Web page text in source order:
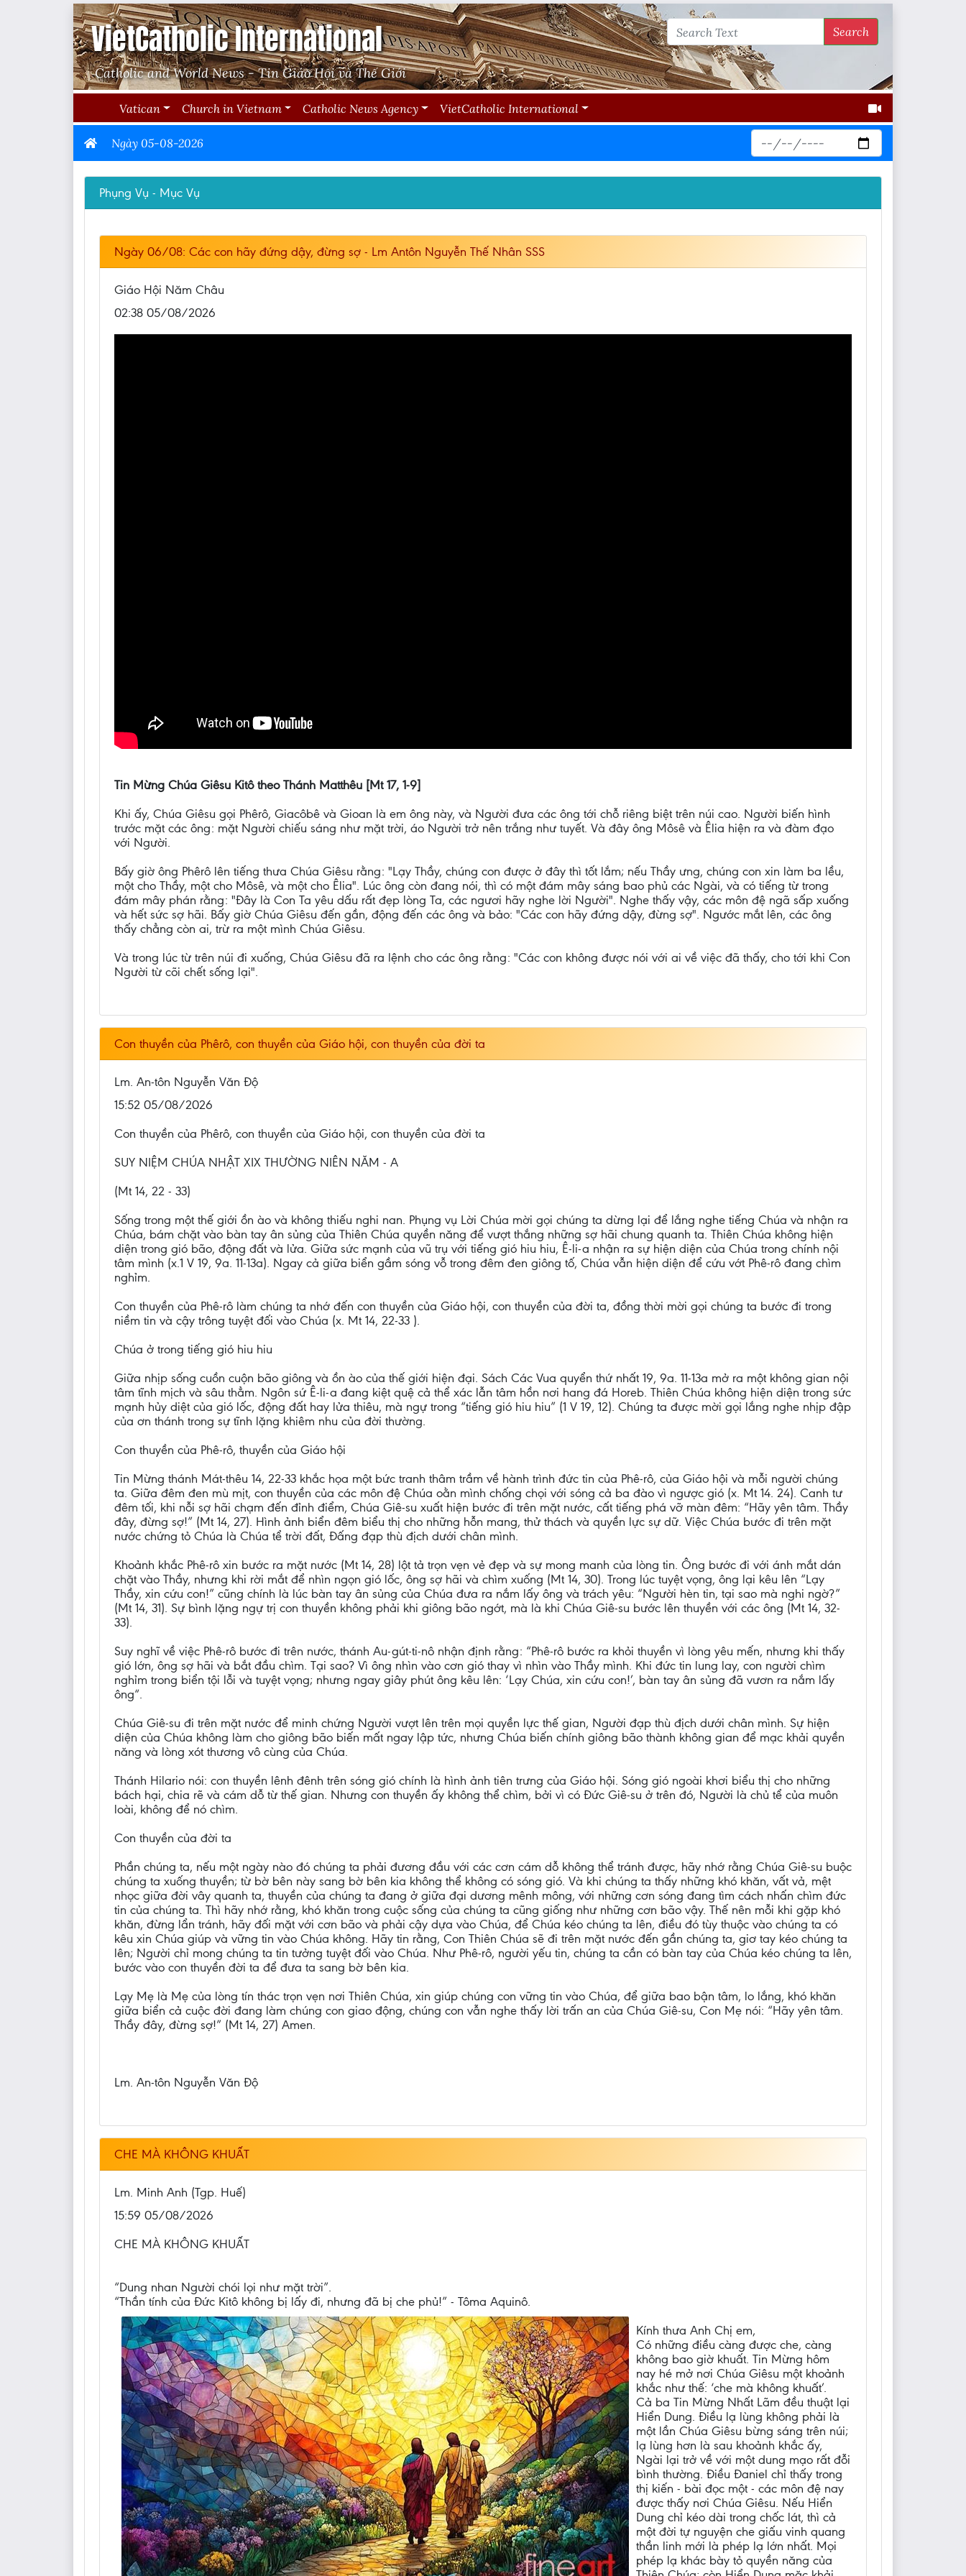
VietCatholic International
Catholic and World News - Tin Giáo Hội và Thế Giới
Search
Vatican Church in Vietnam Catholic News Agency VietCatholic International
Ngày 05-08-2026
Phụng Vụ - Mục Vụ
Ngày 06/08: Các con hãy đứng dậy, đừng sợ - Lm Antôn Nguyễn Thế Nhân SSS
Giáo Hội Năm Châu
02:38 05/08/2026
Tin Mừng Chúa Giêsu Kitô theo Thánh Matthêu [Mt 17, 1-9]
Khi ấy, Chúa Giêsu gọi Phêrô, Giacôbê và Gioan là em ông này, và Người đưa các ông tới chỗ riêng biệt trên núi cao. Người biến hình
trước mặt các ông: mặt Người chiếu sáng như mặt trời, áo Người trở nên trắng như tuyết. Và đây ông Môsê và Êlia hiện ra và đàm đạo
với Người.
Bấy giờ ông Phêrô lên tiếng thưa Chúa Giêsu rằng: "Lạy Thầy, chúng con được ở đây thì tốt lắm; nếu Thầy ưng, chúng con xin làm ba lều,
một cho Thầy, một cho Môsê, và một cho Êlia". Lúc ông còn đang nói, thì có một đám mây sáng bao phủ các Ngài, và có tiếng từ trong
đám mây phán rằng: "Đây là Con Ta yêu dấu rất đẹp lòng Ta, các ngươi hãy nghe lời Người". Nghe thấy vậy, các môn đệ ngã sấp xuống
và hết sức sợ hãi. Bấy giờ Chúa Giêsu đến gần, động đến các ông và bảo: "Các con hãy đứng dậy, đừng sợ". Ngước mắt lên, các ông
thấy chẳng còn ai, trừ ra một mình Chúa Giêsu.
Và trong lúc từ trên núi đi xuống, Chúa Giêsu đã ra lệnh cho các ông rằng: "Các con không được nói với ai về việc đã thấy, cho tới khi Con
Người từ cõi chết sống lại".
Con thuyền của Phêrô, con thuyền của Giáo hội, con thuyền của đời ta
Lm. An-tôn Nguyễn Văn Độ
15:52 05/08/2026
Con thuyền của Phêrô, con thuyền của Giáo hội, con thuyền của đời ta
SUY NIỆM CHÚA NHẬT XIX THƯỜNG NIÊN NĂM - A
(Mt 14, 22 - 33)
Sống trong một thế giới ồn ào và không thiếu nghi nan. Phụng vụ Lời Chúa mời gọi chúng ta dừng lại để lắng nghe tiếng Chúa và nhận ra
Chúa, bám chặt vào bàn tay ân sủng của Thiên Chúa quyền năng để vượt thắng những sợ hãi chung quanh ta. Thiên Chúa không hiện
diện trong gió bão, động đất và lửa. Giữa sức mạnh của vũ trụ với tiếng gió hiu hiu, Ê-li-a nhận ra sự hiện diện của Chúa trong chính nội
tâm mình (x.1 V 19, 9a. 11-13a). Ngay cả giữa biển gầm sóng vỗ trong đêm đen giông tố, Chúa vẫn hiện diện để cứu vớt Phê-rô đang chìm
nghỉm.
Con thuyền của Phê-rô làm chúng ta nhớ đến con thuyền của Giáo hội, con thuyền của đời ta, đồng thời mời gọi chúng ta bước đi trong
niềm tin và cậy trông tuyệt đối vào Chúa (x. Mt 14, 22-33 ).
Chúa ở trong tiếng gió hiu hiu
Giữa nhịp sống cuồn cuộn bão giông và ồn ào của thế giới hiện đại. Sách Các Vua quyển thứ nhất 19, 9a. 11-13a mở ra một không gian nội
tâm tĩnh mịch và sâu thẳm. Ngôn sứ Ê-li-a đang kiệt quệ cả thể xác lẫn tâm hồn nơi hang đá Horeb. Thiên Chúa không hiện diện trong sức
mạnh hủy diệt của gió lốc, động đất hay lửa thiêu, mà ngự trong “tiếng gió hiu hiu” (1 V 19, 12). Chúng ta được mời gọi lắng nghe nhịp đập
của ơn thánh trong sự tĩnh lặng khiêm nhu của đời thường.
Con thuyền của Phê-rô, thuyền của Giáo hội
Tin Mừng thánh Mát-thêu 14, 22-33 khắc họa một bức tranh thâm trầm về hành trình đức tin của Phê-rô, của Giáo hội và mỗi người chúng
ta. Giữa đêm đen mù mịt, con thuyền của các môn đệ Chúa oằn mình chống chọi với sóng cả ba đào vì ngược gió (x. Mt 14. 24). Canh tư
đêm tối, khi nỗi sợ hãi chạm đến đỉnh điểm, Chúa Giê-su xuất hiện bước đi trên mặt nước, cất tiếng phá vỡ màn đêm: “Hãy yên tâm. Thầy
đây, đừng sợ!” (Mt 14, 27). Hình ảnh biển đêm biểu thị cho những hỗn mang, thử thách và quyền lực sự dữ. Việc Chúa bước đi trên mặt
nước chứng tỏ Chúa là Chúa tể trời đất, Đấng đạp thù địch dưới chân mình.
Khoảnh khắc Phê-rô xin bước ra mặt nước (Mt 14, 28) lột tả trọn vẹn vẻ đẹp và sự mong manh của lòng tin. Ông bước đi với ánh mắt dán
chặt vào Thầy, nhưng khi rời mắt để nhìn ngọn gió lốc, ông sợ hãi và chìm xuống (Mt 14, 30). Trong lúc tuyệt vọng, ông lại kêu lên “Lạy
Thầy, xin cứu con!” cũng chính là lúc bàn tay ân sủng của Chúa đưa ra nắm lấy ông và trách yêu: “Người hèn tin, tại sao mà nghi ngờ?”
(Mt 14, 31). Sự bình lặng ngự trị con thuyền không phải khi giông bão ngớt, mà là khi Chúa Giê-su bước lên thuyền với các ông (Mt 14, 32-
33).
Suy nghĩ về việc Phê-rô bước đi trên nước, thánh Au-gút-ti-nô nhận định rằng: “Phê-rô bước ra khỏi thuyền vì lòng yêu mến, nhưng khi thấy
gió lớn, ông sợ hãi và bắt đầu chìm. Tại sao? Vì ông nhìn vào cơn gió thay vì nhìn vào Thầy mình. Khi đức tin lung lay, con người chìm
nghỉm trong biển tội lỗi và tuyệt vọng; nhưng ngay giây phút ông kêu lên: ‘Lạy Chúa, xin cứu con!’, bàn tay ân sủng đã vươn ra nắm lấy
ông“.
Chúa Giê-su đi trên mặt nước để minh chứng Người vượt lên trên mọi quyền lực thế gian, Người đạp thù địch dưới chân mình. Sự hiện
diện của Chúa không làm cho giông bão biến mất ngay lập tức, nhưng Chúa biến chính giông bão thành không gian để mạc khải quyền
năng và lòng xót thương vô cùng của Chúa.
Thánh Hilario nói: con thuyền lênh đênh trên sóng gió chính là hình ảnh tiên trưng của Giáo hội. Sóng gió ngoài khơi biểu thị cho những
bách hại, chia rẽ và cám dỗ từ thế gian. Nhưng con thuyền ấy không thể chìm, bởi vì có Đức Giê-su ở trên đó, Người là chủ tể của muôn
loài, không để nó chìm.
Con thuyền của đời ta
Phần chúng ta, nếu một ngày nào đó chúng ta phải đương đầu với các cơn cám dỗ không thể tránh được, hãy nhớ rằng Chúa Giê-su buộc
chúng ta xuống thuyền; từ bờ bên này sang bờ bên kia không thể không có sóng gió. Và khi chúng ta thấy những khó khăn, vất vả, mệt
nhọc giữa đời vây quanh ta, thuyền của chúng ta đang ở giữa đại dương mênh mông, với những cơn sóng đang tìm cách nhấn chìm đức
tin của chúng ta. Thì hãy nhớ rằng, khó khăn trong cuộc sống của chúng ta cũng giống như những cơn bão vậy. Thế nên mỗi khi gặp khó
khăn, đừng lẩn tránh, hãy đối mặt với cơn bão và phải cậy dựa vào Chúa, để Chúa kéo chúng ta lên, điều đó tùy thuộc vào chúng ta có
kêu xin Chúa giúp và vững tin vào Chúa không. Hãy tin rằng, Con Thiên Chúa sẽ đi trên mặt nước đến gần chúng ta, giơ tay kéo chúng ta
lên; Người chỉ mong chúng ta tin tưởng tuyệt đối vào Chúa. Như Phê-rô, người yếu tin, chúng ta cần có bàn tay của Chúa kéo chúng ta lên,
bước vào con thuyền đời ta để đưa ta sang bờ bên kia.
Lạy Mẹ là Mẹ của lòng tín thác trọn vẹn nơi Thiên Chúa, xin giúp chúng con vững tin vào Chúa, để giữa bao bận tâm, lo lắng, khó khăn
giữa biển cả cuộc đời đang làm chúng con giao động, chúng con vẫn nghe thấy lời trấn an của Chúa Giê-su, Con Mẹ nói: “Hãy yên tâm.
Thầy đây, đừng sợ!” (Mt 14, 27) Amen.
Lm. An-tôn Nguyễn Văn Độ
CHE MÀ KHÔNG KHUẤT
Lm. Minh Anh (Tgp. Huế)
15:59 05/08/2026
CHE MÀ KHÔNG KHUẤT
“Dung nhan Người chói lọi như mặt trời”.
“Thần tính của Đức Kitô không bị lấy đi, nhưng đã bị che phủ!” - Tôma Aquinô.
Kính thưa Anh Chị em,
Có những điều càng được che, càng
không bao giờ khuất. Tin Mừng hôm
nay hé mở nơi Chúa Giêsu một khoảnh
khắc như thế: ‘che mà không khuất’.
Cả ba Tin Mừng Nhất Lãm đều thuật lại
Hiển Dung. Điều lạ lùng không phải là
một lần Chúa Giêsu bừng sáng trên núi;
lạ lùng hơn là sau khoảnh khắc ấy,
Ngài lại trở về với một dung mạo rất đỗi
bình thường. Điều Đaniel chỉ thấy trong
thị kiến - bài đọc một - các môn đệ nay
được thấy nơi Chúa Giêsu. Nếu Hiển
Dung chỉ kéo dài trong chốc lát, thì cả
một đời tự nguyện che giấu vinh quang
thần linh mới là phép lạ lớn nhất. Mọi
phép lạ khác bày tỏ quyền năng của